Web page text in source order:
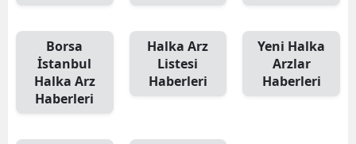
Borsa
İstanbul
Halka Arz
Haberleri
Halka Arz
Listesi
Haberleri
Yeni Halka
Arzlar
Haberleri